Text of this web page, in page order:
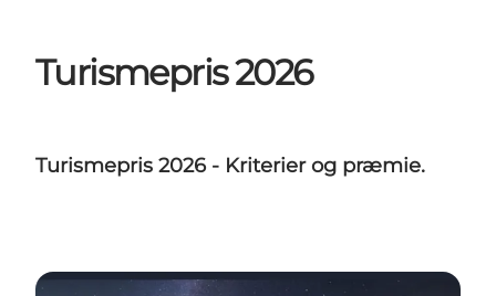
Partnere
Turismepris 2026
Turismepris 2026 - Kriterier og præmie.